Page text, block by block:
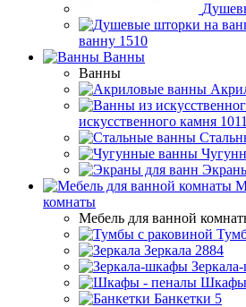
ванну 1510
Ванны
Ванны
искусственного камня 1011
комнаты
Мебель для ванной
Зеркала 2884
Шкафы
Банкетки 5